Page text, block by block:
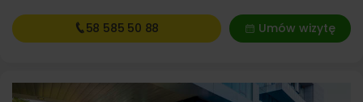
Umów wizytę
58 585 50 88